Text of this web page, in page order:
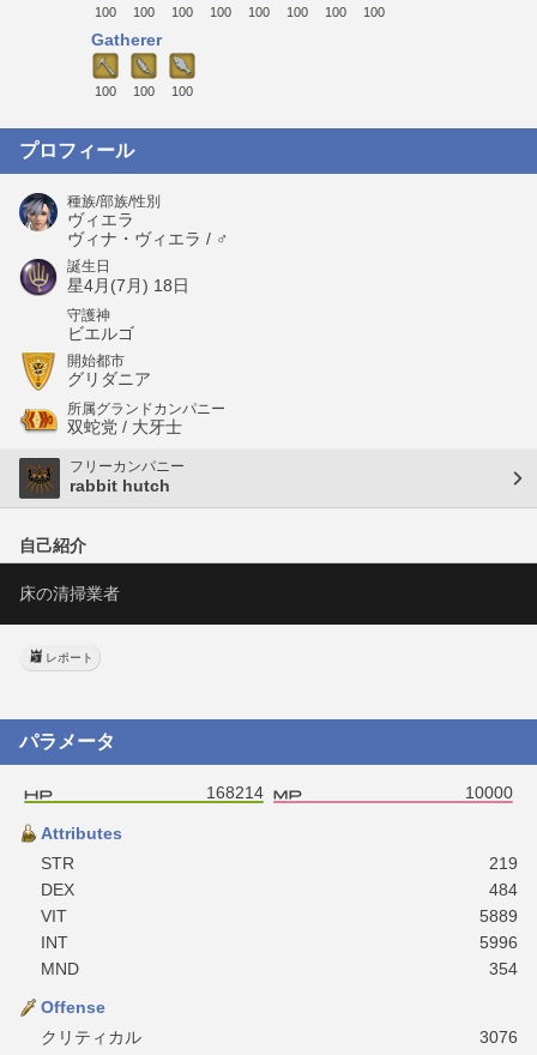
100 100 100 100 100 100 100 100
Gatherer
100 100 100
プロフィール
種族/部族/性別
ヴィエラ
ヴィナ・ヴィエラ / ♂
誕生日
星4月(7月) 18日
守護神
ビエルゴ
開始都市
グリダニア
所属グランドカンパニー
双蛇党 / 大牙士
フリーカンパニー
rabbit hutch
自己紹介
床の清掃業者
レポート
パラメータ
168214 10000
Attributes
STR
219
DEX
484
VIT
5889
INT
5996
MND
354
Offense
クリティカル
3076